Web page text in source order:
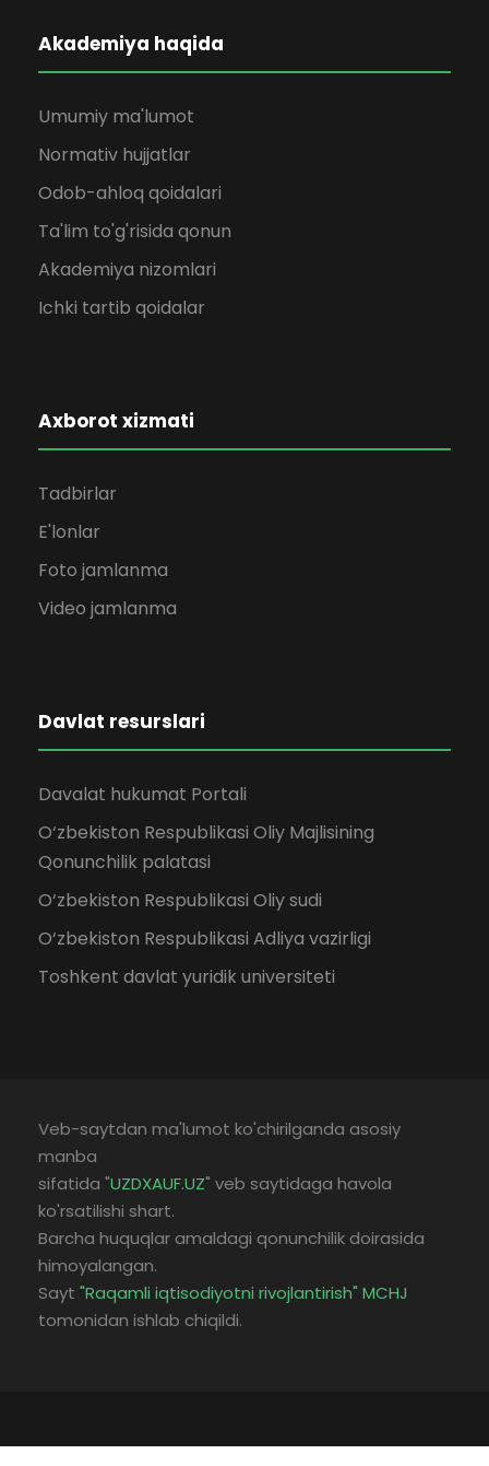
Akademiya haqida
Umumiy ma'lumot
Normativ hujjatlar
Odob-ahloq qoidalari
Ta'lim to'g'risida qonun
Akademiya nizomlari
Ichki tartib qoidalar
Axborot xizmati
Tadbirlar
E'lonlar
Foto jamlanma
Video jamlanma
Davlat resurslari
Davalat hukumat Portali
O‘zbekiston Respublikasi Oliy Majlisining
Qonunchilik palatasi
O‘zbekiston Respublikasi Oliy sudi
O‘zbekiston Respublikasi Adliya vazirligi
Toshkent davlat yuridik universiteti
Veb-saytdan ma'lumot ko'chirilganda asosiy
manba
sifatida "UZDXAUF.UZ" veb saytidaga havola
ko'rsatilishi shart.
Barcha huquqlar amaldagi qonunchilik doirasida
himoyalangan.
Sayt "Raqamli iqtisodiyotni rivojlantirish" MCHJ
tomonidan ishlab chiqildi.